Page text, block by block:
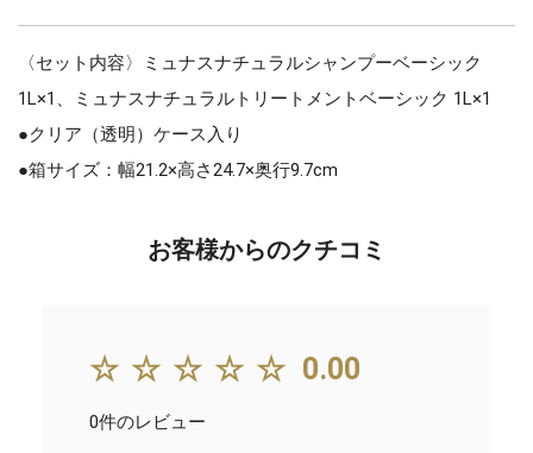
〈セット内容〉ミュナスナチュラルシャンプーベーシック
1L×1、ミュナスナチュラルトリートメントベーシック 1L×1
●クリア（透明）ケース入り
●箱サイズ：幅21.2×高さ24.7×奥行9.7cm
お客様からのクチコミ
☆☆☆☆☆ 0.00
0件のレビュー